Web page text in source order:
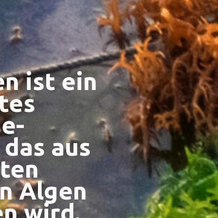
ist ein
aus
Algen
wird.